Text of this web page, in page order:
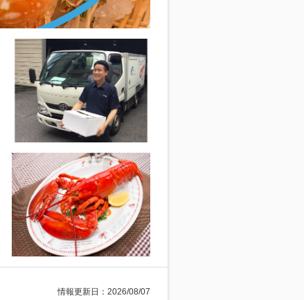
情報更新日：2026/08/07